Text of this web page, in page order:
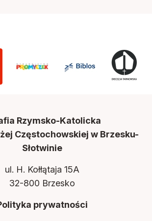
Rzymsko-Katolicka
Częstochowskiej w Brzesku-
Słotwinie
ul. H. Kołłątaja 15A
32-800 Brzesko
prywatności